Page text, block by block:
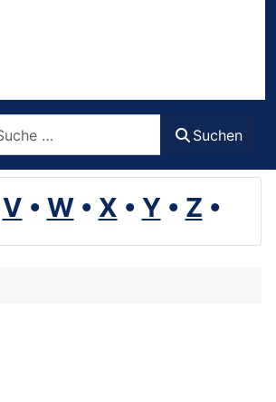
Suchen
V • W• X • Y • Z •